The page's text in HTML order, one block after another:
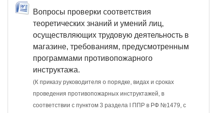
Вопросы проверки соответствия
теоретических знаний и умений лиц,
осуществляющих трудовую деятельность в
магазине, требованиям, предусмотренным
программами противопожарного
инструктажа.
(К приказу руководителя о порядке, видах и сроках
проведения противопожарных инструктажей, в
соответствии с пунктом 3 раздела I ППР в РФ №1479, с